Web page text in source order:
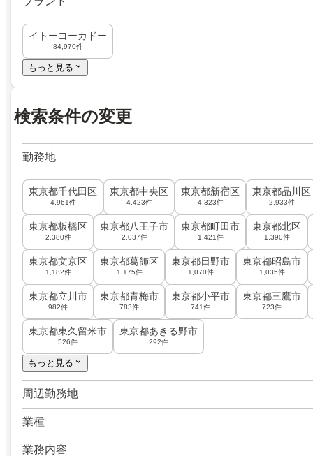
イトーヨーカドー
84,970件
もっと見る
検索条件の変更
勤務地
東京都千代田区
4,961件
東京都中央区
4,423件
東京都新宿区
4,323件
東京都品川区
2,933件
東京都板橋区
2,380件
東京都八王子市
2,037件
東京都町田市
1,421件
東京都北区
1,390件
東京都文京区
1,182件
東京都葛飾区
1,175件
東京都日野市
1,070件
東京都昭島市
1,035件
東京都立川市
982件
東京都青梅市
783件
東京都小平市
741件
東京都三鷹市
723件
東京都東久留米市
526件
東京都あきる野市
292件
もっと見る
周辺勤務地
業種
業務内容